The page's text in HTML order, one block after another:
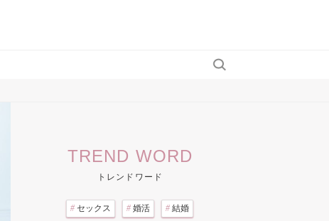
TREND WORD
トレンドワード
# セックス # 婚活 # 結婚